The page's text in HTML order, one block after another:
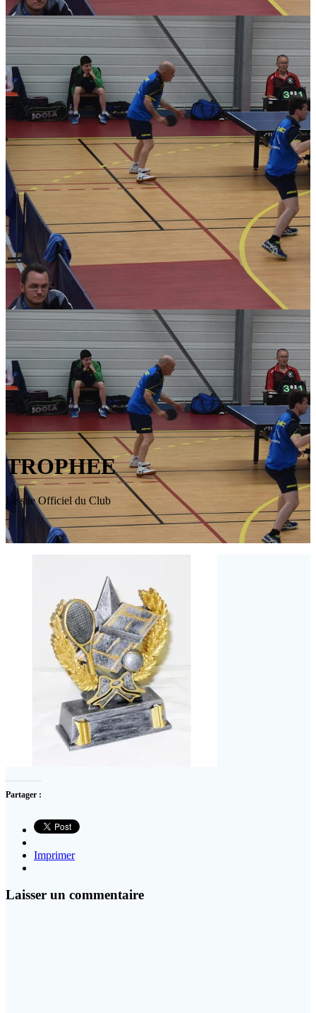
TROPHEE
Le site Officiel du Club
Partager :
Imprimer
Laisser un commentaire